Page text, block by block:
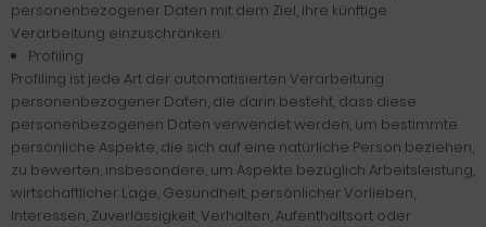
personenbezogener Daten mit dem Ziel, ihre künftige
Verarbeitung einzuschränken.
Profiling
Profiling ist jede Art der automatisierten Verarbeitung
personenbezogener Daten, die darin besteht, dass diese
personenbezogenen Daten verwendet werden, um bestimmte
persönliche Aspekte, die sich auf eine natürliche Person beziehen,
zu bewerten, insbesondere, um Aspekte bezüglich Arbeitsleistung,
wirtschaftlicher Lage, Gesundheit, persönlicher Vorlieben,
Interessen, Zuverlässigkeit, Verhalten, Aufenthaltsort oder